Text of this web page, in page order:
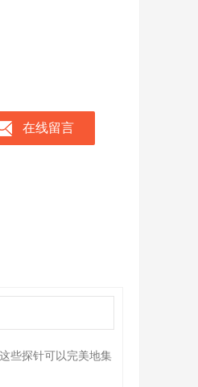
在线留言
些探针可以完美地集